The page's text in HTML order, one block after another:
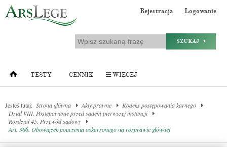
Rejestracja Logowanie
SZUKAJ
TESTY CENNIK WIĘCEJ
Jesteś tutaj: Strona główna Akty prawne
Kodeks postępowania karnego
Dział VIII. Postępowanie przed sądem pierwszej instancji
Rozdział 45. Przewód sądowy
Art. 386. Obowiązek pouczenia oskarżonego na rozprawie głównej